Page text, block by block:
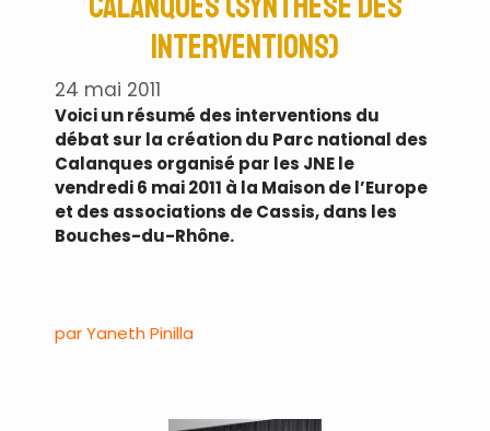
interventions)
24 mai 2011
Voici un résumé des interventions du
débat sur la création du Parc national des
Calanques organisé par les JNE le
vendredi 6 mai 2011 à la Maison de l’Europe
et des associations de Cassis, dans les
Bouches-du-Rhône.
par Yaneth Pinilla